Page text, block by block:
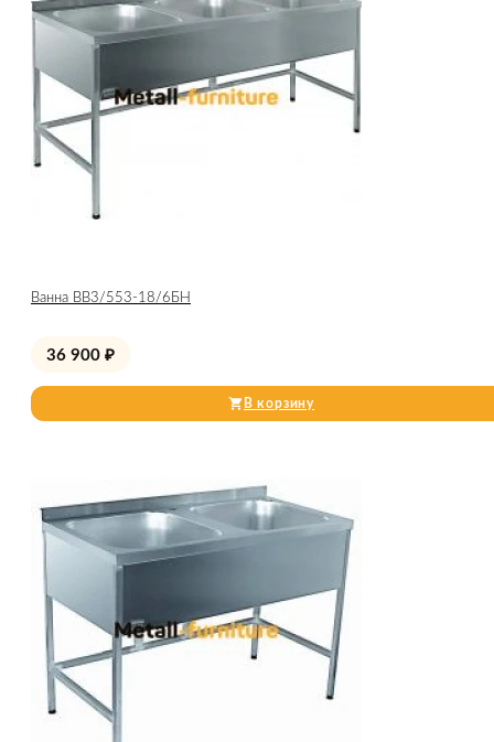
Ванна ВВ3/553-18/6БН
36 900 ₽
В корзину